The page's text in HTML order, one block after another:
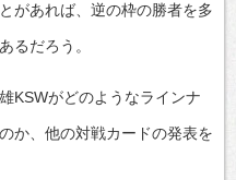
があれば、逆の枠の勝者を多
るだろう。
KSWがどのようなラインナ
か、他の対戦カードの発表を